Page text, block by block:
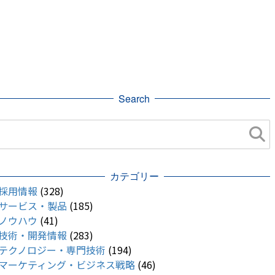
Search
カテゴリー
用情報 (328)
ービス・製品 (185)
ウハウ (41)
術・開発情報 (283)
クノロジー・専門技術 (194)
ーケティング・ビジネス戦略 (46)